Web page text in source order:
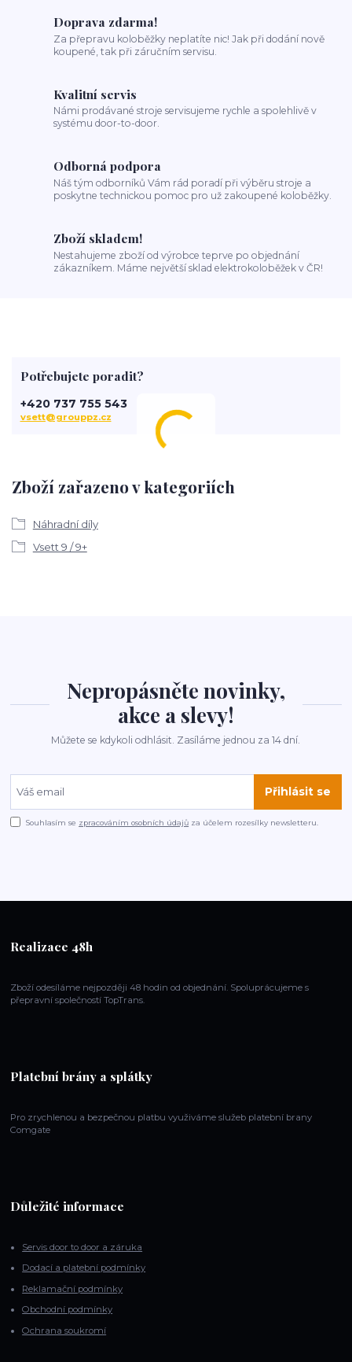
Doprava zdarma!
Za přepravu koloběžky neplatíte nic! Jak při dodání nově
koupené, tak při záručním servisu.
Kvalitní servis
Námi prodávané stroje servisujeme rychle a spolehlivě v
systému door-to-door.
Odborná podpora
Náš tým odborníků Vám rád poradí při výběru stroje a
poskytne technickou pomoc pro už zakoupené koloběžky.
Zboží skladem!
Nestahujeme zboží od výrobce teprve po objednání
zákazníkem. Máme největší sklad elektrokoloběžek v ČR!
Zboží zařazeno v kategoriích
Náhradní díly
Vsett 9 / 9+
Potřebujete poradit?
+420 737 755 543
vsett@grouppz.cz
Nepropásněte novinky,
akce a slevy!
Můžete se kdykoli odhlásit. Zasíláme jednou za 14 dní.
Přihlásit se
Souhlasím se zpracováním osobních údajů za účelem rozesílky newsletteru.
Realizace 48h
Zboží odesíláme nejpozději 48 hodin od objednání. Spoluprácujeme s
přepravní společností TopTrans.
Platební brány a splátky
Pro zrychlenou a bezpečnou platbu využiváme služeb platební brany
Comgate
Důležité informace
Servis door to door a záruka
Dodací a platební podmínky
Reklamační podmínky
Obchodní podmínky
Ochrana soukromí